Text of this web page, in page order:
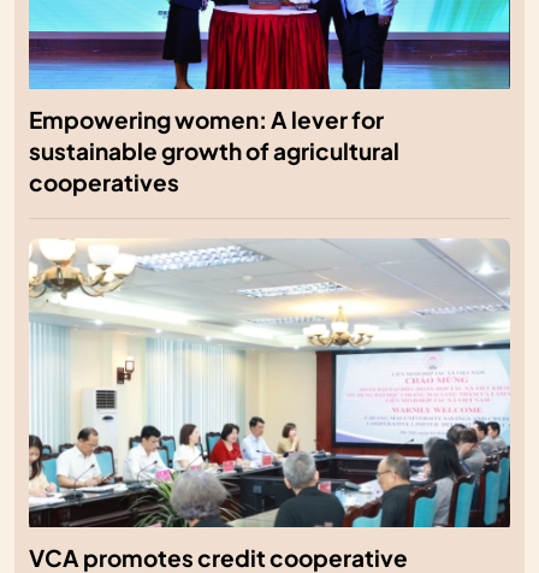
Empowering women: A lever for
sustainable growth of agricultural
cooperatives
VCA promotes credit cooperative